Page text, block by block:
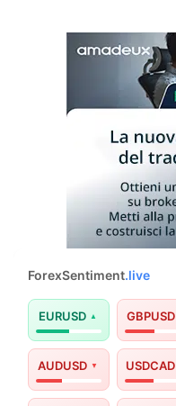
ForexSentiment.live
EURUSD GBPUSD
AUDUSD USDCAD